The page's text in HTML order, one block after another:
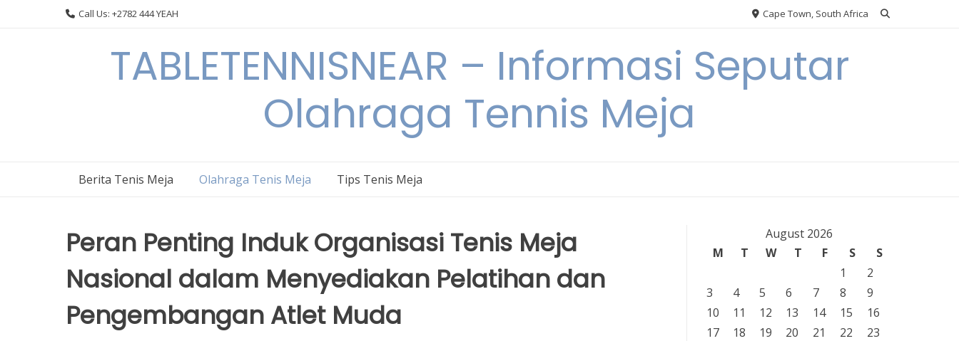
Call Us: +2782 444 YEAH Cape Town, South Africa
TABLETENNISNEAR – Informasi Seputar
Olahraga Tennis Meja
Berita Tenis Meja Olahraga Tenis Meja Tips Tenis Meja
Peran Penting Induk Organisasi Tenis Meja
Nasional dalam Menyediakan Pelatihan dan
Pengembangan Atlet Muda
August 2026
M
T W T F S
S
1
2
3
4 5 6 7 8
9
10
11 12 13 14 15
16
17
18 19 20 21 22
23